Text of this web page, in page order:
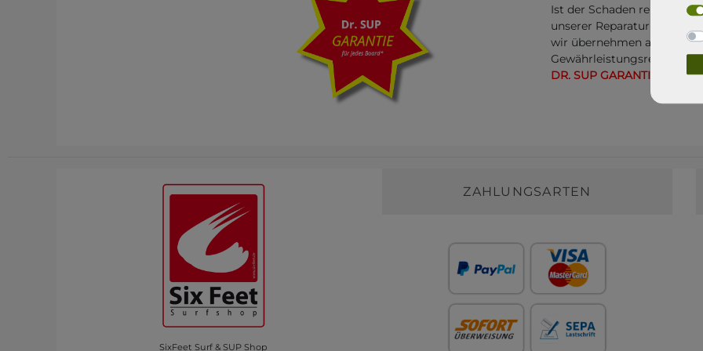
Ist der Schaden reparabel,
unserer Reparatur Werkstatt
wir übernehmen alles
Gewährleistungsrecht
DR. SUP GARANTIE
SixFeet Surf & SUP Shop
ZAHLUNGSARTEN